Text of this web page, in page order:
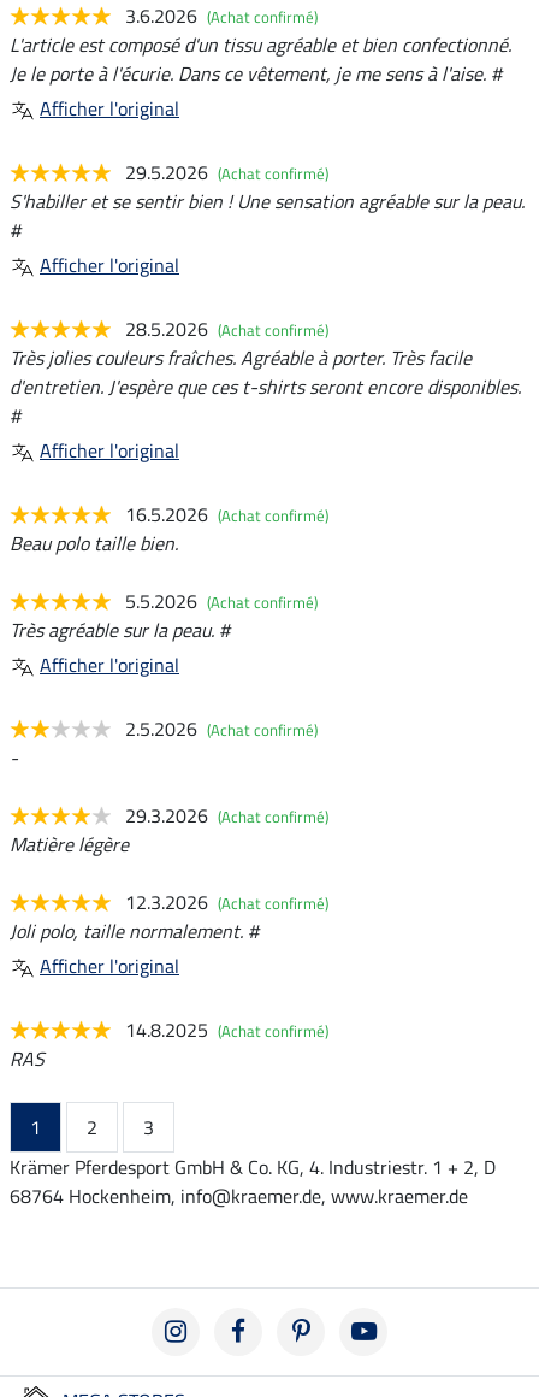
3.6.2026 (Achat confirmé)
L'article est composé d'un tissu agréable et bien confectionné.
Je le porte à l'écurie. Dans ce vêtement, je me sens à l'aise. #
Afficher l'original
29.5.2026 (Achat confirmé)
S'habiller et se sentir bien ! Une sensation agréable sur la peau.
#
Afficher l'original
28.5.2026 (Achat confirmé)
Très jolies couleurs fraîches. Agréable à porter. Très facile
d'entretien. J'espère que ces t-shirts seront encore disponibles.
#
Afficher l'original
16.5.2026 (Achat confirmé)
Beau polo taille bien.
5.5.2026 (Achat confirmé)
Très agréable sur la peau. #
Afficher l'original
2.5.2026 (Achat confirmé)
-
29.3.2026 (Achat confirmé)
Matière légère
12.3.2026 (Achat confirmé)
Joli polo, taille normalement. #
Afficher l'original
14.8.2025 (Achat confirmé)
RAS
1 2
3
Krämer Pferdesport GmbH & Co. KG, 4. Industriestr. 1 + 2, D
68764 Hockenheim, info@kraemer.de, www.kraemer.de